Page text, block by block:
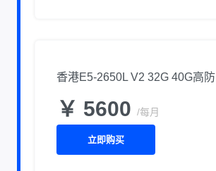
香港E5-2650L V2 32G 40G高防
￥ 5600 /每月
立即购买